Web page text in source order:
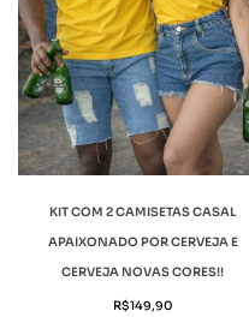
KIT COM 2 CAMISETAS CASAL
APAIXONADO POR CERVEJA E
CERVEJA NOVAS CORES!!
R$149,90